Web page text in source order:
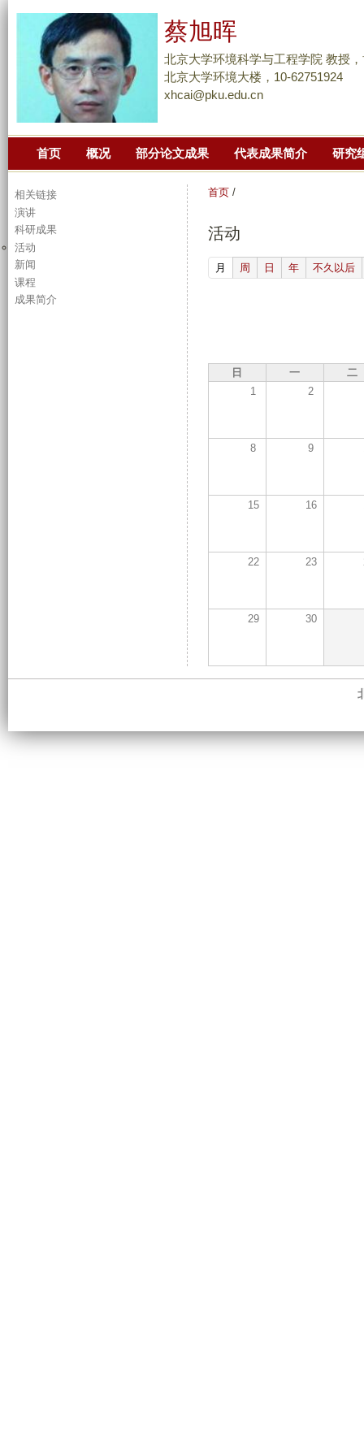
到
主
要
蔡旭晖
北京大学环境科学与工程学院 教授
北京大学环境大楼，10-62751924
xhcai@pku.edu.cn
首页 概况 部分论文成果 代表成果简介 研究
首页 /
活动
月 (active tab)
周 日 年 不久以后
日 一
二
1
2
8 9
15 16
22 23
29 30
相关链接
演讲
科研成果
活动
新闻
课程
成果简介